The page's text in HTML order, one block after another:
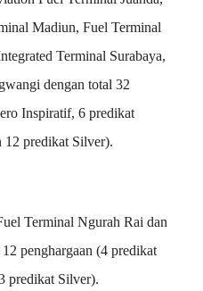
Madiun, Fuel Terminal
Terminal Surabaya,
dengan total 32
Inspiratif, 6 predikat
12 predikat Silver).
Terminal Ngurah Rai dan
penghargaan (4 predikat
predikat Silver).